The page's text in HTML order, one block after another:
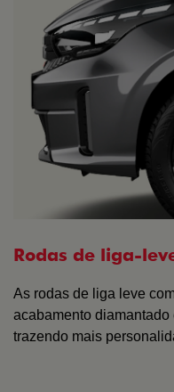
Rodas de liga-
As rodas de liga leve
acabamento
trazendo mais